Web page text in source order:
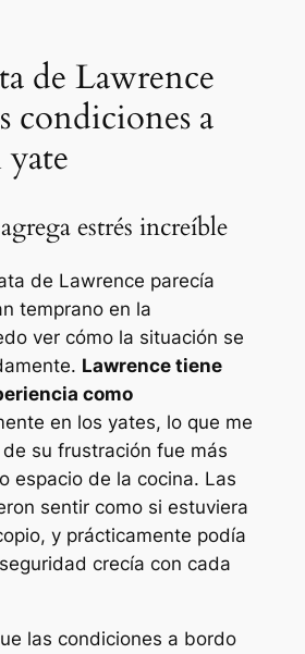
de Lawrence
condiciones a
estrés increíble
de Lawrence parecía
temprano en la
ver cómo la situación se
Lawrence tiene
como
en los yates, lo que me
su frustración fue más
espacio de la cocina. Las
sentir como si estuviera
y prácticamente podía
crecía con cada
las condiciones a bordo